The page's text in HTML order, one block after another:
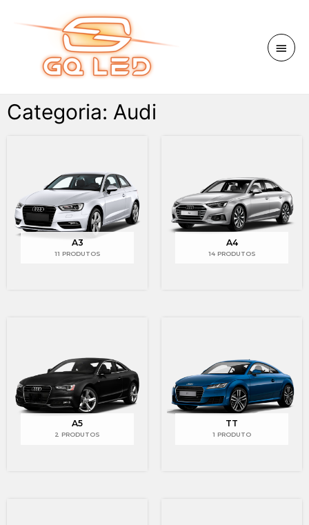
Categoria: Audi
A3
11 PRODUTOS
A4
14 PRODUTOS
A5
2 PRODUTOS
TT
1 PRODUTO